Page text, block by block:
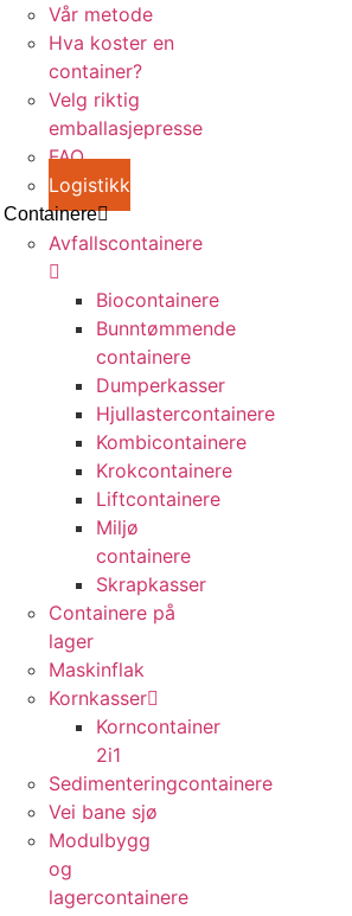
Vår metode
Hva koster en
container?
Velg riktig
emballasjepresse
FAQ
Logistikk
Containere
Avfallscontainere
Biocontainere
Bunntømmende
containere
Dumperkasser
Hjullastercontainere
Kombicontainere
Krokcontainere
Liftcontainere
Miljø
containere
Skrapkasser
Containere på
lager
Maskinflak
Kornkasser
Korncontainer
2i1
Sedimenteringcontainere
Vei bane sjø
Modulbygg
og
lagercontainere